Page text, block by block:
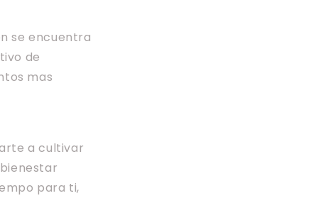
se encuentra
de
mas
a cultivar
para ti,